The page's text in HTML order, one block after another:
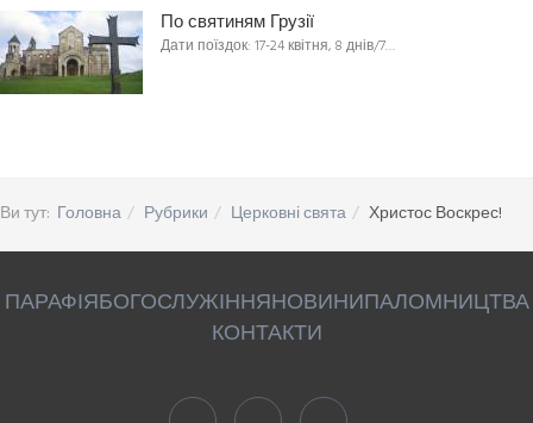
По святиням Грузії
Дати поїздок: 17-24 квітня, 8 днів/7…
Ви тут: Головна Рубрики Церковні свята Христос Воскрес!
ПАРАФІЯБОГОСЛУЖІННЯНОВИНИПАЛОМНИЦТВА
КОНТАКТИ